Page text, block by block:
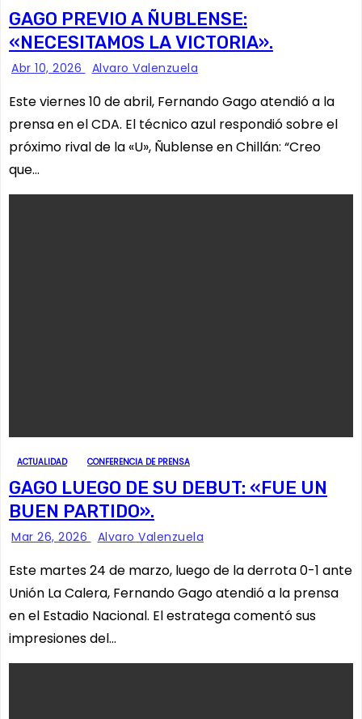
GAGO PREVIO A ÑUBLENSE:
«NECESITAMOS LA VICTORIA».
Abr 10, 2026 Alvaro Valenzuela
Este viernes 10 de abril, Fernando Gago atendió a la
prensa en el CDA. El técnico azul respondió sobre el
próximo rival de la «U», Ñublense en Chillán: “Creo
que…
ACTUALIDAD CONFERENCIA DE PRENSA
GAGO LUEGO DE SU DEBUT: «FUE UN
BUEN PARTIDO».
Mar 26, 2026 Alvaro Valenzuela
Este martes 24 de marzo, luego de la derrota 0-1 ante
Unión La Calera, Fernando Gago atendió a la prensa
en el Estadio Nacional. El estratega comentó sus
impresiones del…